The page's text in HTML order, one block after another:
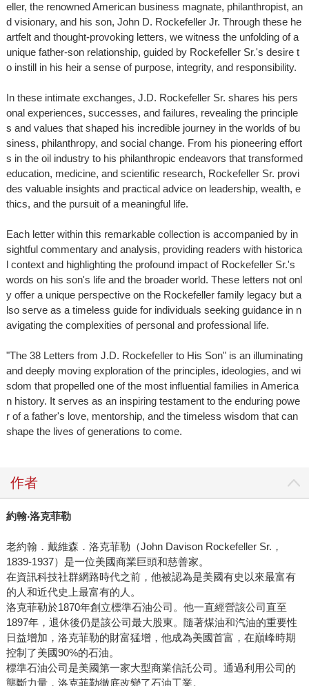
eller, the renowned American business magnate, philanthropist, an
d visionary, and his son, John D. Rockefeller Jr. Through these he
artfelt and thought-provoking letters, we witness the unfolding of a
unique father-son relationship, guided by Rockefeller Sr.'s desire t
o instill in his heir a sense of purpose, integrity, and responsibility.
In these intimate exchanges, J.D. Rockefeller Sr. shares his pers
onal experiences, successes, and failures, revealing the principle
s and values that shaped his incredible journey in the worlds of bu
siness, philanthropy, and social change. From his pioneering effort
s in the oil industry to his philanthropic endeavors that transformed
education, medicine, and scientific research, Rockefeller Sr. provi
des valuable insights and practical advice on leadership, wealth, e
thics, and the pursuit of a meaningful life.
Each letter within this remarkable collection is accompanied by in
sightful commentary and analysis, providing readers with historica
l context and highlighting the profound impact of Rockefeller Sr.'s
words on his son's life and the broader world. These letters not onl
y offer a unique perspective on the Rockefeller family legacy but a
lso serve as a timeless guide for individuals seeking guidance in n
avigating the complexities of personal and professional life.
"The 38 Letters from J.D. Rockefeller to His Son" is an illuminating
and deeply moving exploration of the principles, ideologies, and wi
sdom that propelled one of the most influential families in America
n history. It serves as an inspiring testament to the enduring powe
r of a father's love, mentorship, and the timeless wisdom that can
shape the lives of generations to come.
作者
約翰‧洛克菲勒
老約翰．戴維森．洛克菲勒（John Davison Rockefeller Sr.，
1839-1937）是一位美國商業巨頭和慈善家。
在資訊科技社群網路時代之前，他被認為是美國有史以來最富有
的人和近代史上最富有的人。
洛克菲勒於1870年創立標準石油公司。他一直經營該公司直至
1897年，退休後仍是該公司最大股東。隨著煤油和汽油的重要性
日益增加，洛克菲勒的財富猛增，他成為美國首富，在巔峰時期
控制了美國90%的石油。
標準石油公司是美國第一家大型商業信託公司。通過利用公司的
壟斷力量，洛克菲勒徹底改變了石油工業。